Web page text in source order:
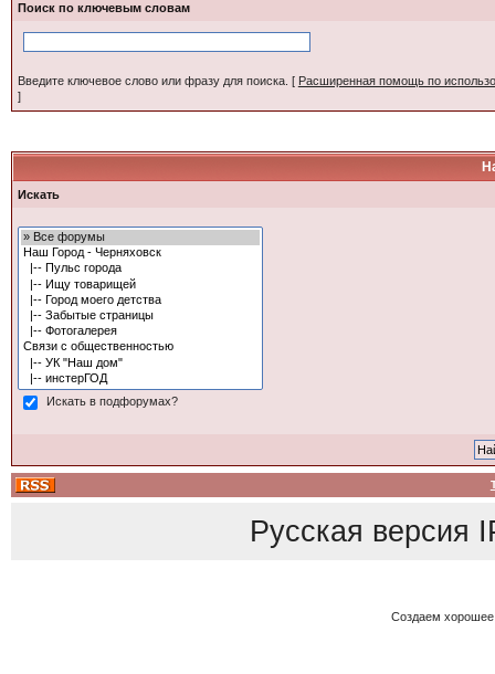
Поиск по ключевым словам
Введите ключевое слово или фразу для поиска. [ Расширенная помощь по
]
Искать
Искать в подфорумах?
Русская версия
Создаем